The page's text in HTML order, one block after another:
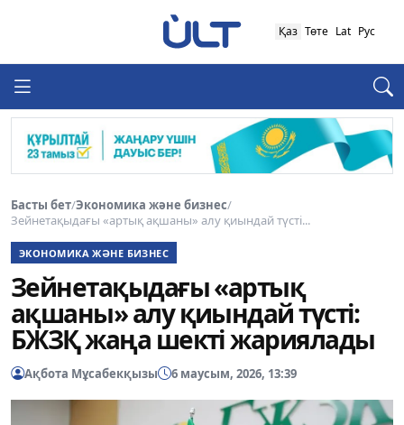
Қаз Төте Lat Рус
Басты бет/Экономика және бизнес/
Зейнетақыдағы «артық ақшаны» алу қиындай түсті...
ЭКОНОМИКА ЖӘНЕ БИЗНЕС
Зейнетақыдағы «артық
ақшаны» алу қиындай түсті:
БЖЗҚ жаңа шекті жариялады
Ақбота Мұсабекқызы 6 маусым, 2026, 13:39